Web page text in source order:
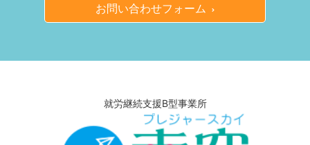
お問い合わせフォーム
就労継続支援B型事業所